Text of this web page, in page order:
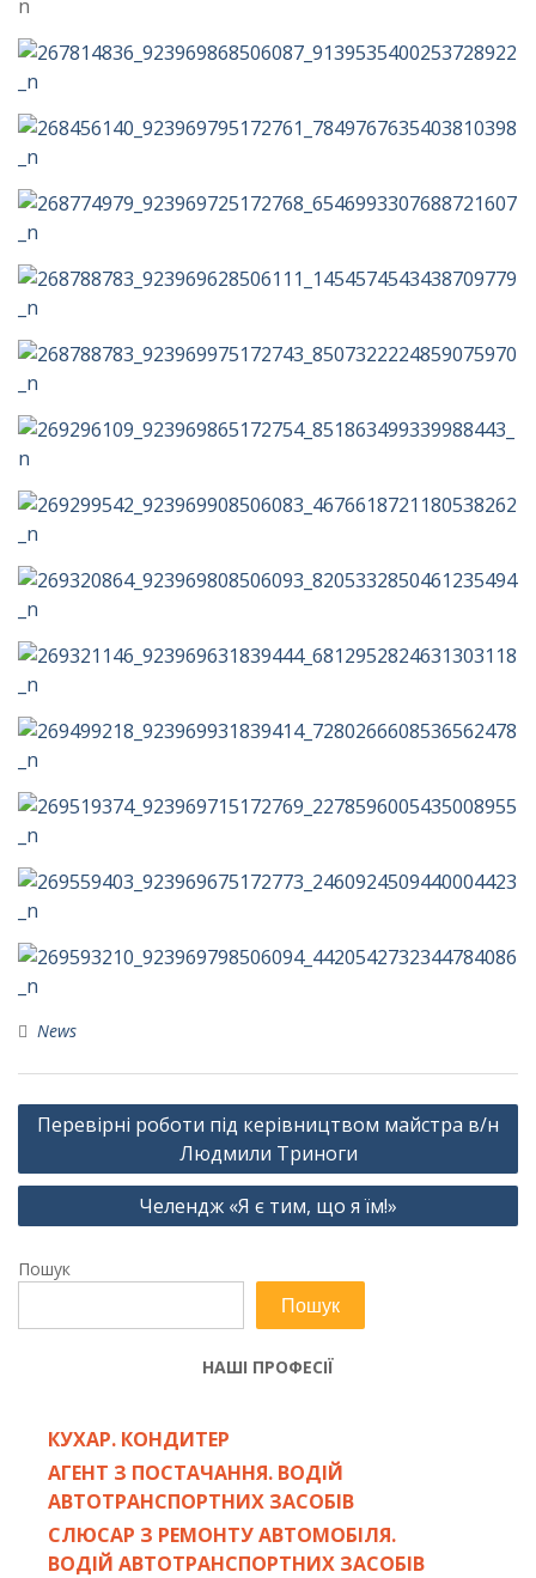
News
Навігація
записів
Перевірні роботи під керівництвом майстра в/н
Людмили Триноги
Челендж «Я є тим, що я їм!»
Пошук
Пошук
НАШІ ПРОФЕСІЇ
КУХАР. КОНДИТЕР
АГЕНТ З ПОСТАЧАННЯ. ВОДІЙ
АВТОТРАНСПОРТНИХ ЗАСОБІВ
СЛЮСАР З РЕМОНТУ АВТОМОБІЛЯ.
ВОДІЙ АВТОТРАНСПОРТНИХ ЗАСОБІВ